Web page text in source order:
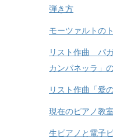
弾き方
モーツァルトの
リスト作曲 パ
カンパネッラ」
リスト作曲「愛
現在のピアノ教
生ピアノと電子